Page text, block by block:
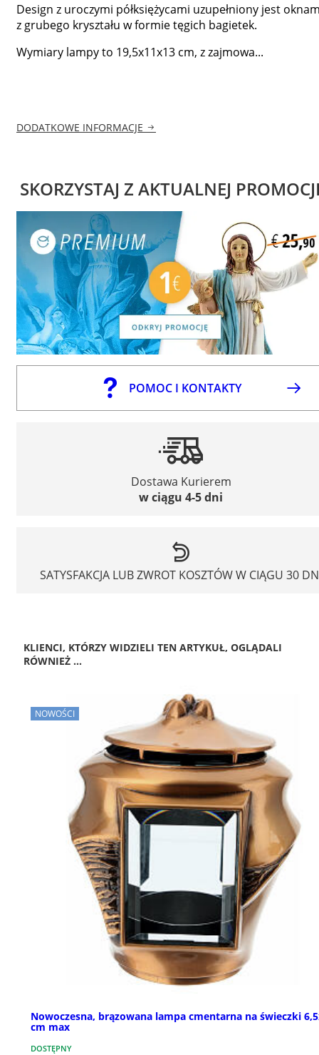
Design z uroczymi półksiężycami uzupełniony jest
z grubego kryształu w formie tęgich bagietek.
Wymiary lampy to 19,5x11x13 cm, z zajmowa...
DODATKOWE INFORMACJE
SKORZYSTAJ Z AKTUALNEJ
POMOC I KONTAKTY
Dostawa Kurierem
w ciągu 4-5 dni
SATYSFAKCJA LUB ZWROT KOSZTÓW W CIĄGU 30
KLIENCI, KTÓRZY WIDZIELI TEN ARTYKUŁ, OGLĄDALI
RÓWNIEŻ ...
NOWOŚCI
Nowoczesna, brązowana lampa cmentarna na świeczki
cm max
DOSTĘPNY